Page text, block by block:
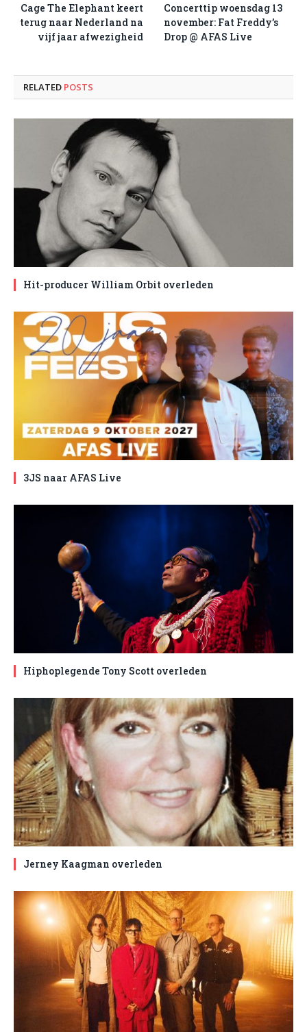
Cage The Elephant keert
terug naar Nederland na
vijf jaar afwezigheid
Concerttip woensdag 13
november: Fat Freddy’s
Drop @ AFAS Live
RELATED POSTS
Hit-producer William Orbit overleden
3JS naar AFAS Live
Hiphoplegende Tony Scott overleden
Jerney Kaagman overleden